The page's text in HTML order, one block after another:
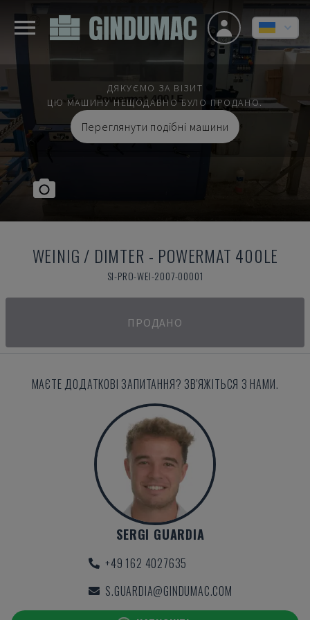
ДЯКУЄМО ЗА ВІЗИТ
ЦЮ МАШИНУ НЕЩОДАВНО БУЛО ПРОДАНО.
Переглянути подібні машини
WEINIG / DIMTER - POWERMAT 400LE
SI-PRO-WEI-2007-00001
ПРОДАНО
МАЄТЕ ДОДАТКОВІ ЗАПИТАННЯ? ЗВ'ЯЖІТЬСЯ З НАМИ.
SERGI GUARDIA
+49 162 4027635
S.GUARDIA@GINDUMAC.COM